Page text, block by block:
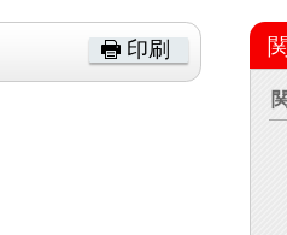
印刷